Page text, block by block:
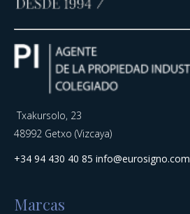
Txakursolo, 23
48992 Getxo (Vizcaya)
+34 94 430 40 85 info@eurosigno.com
Marcas